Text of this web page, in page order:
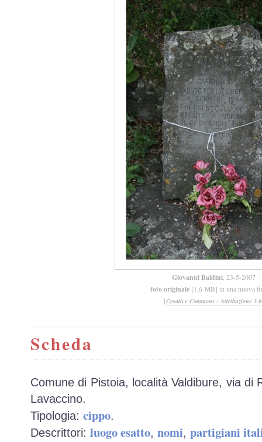
Giovanni Baldini, 23-5-2007
foto originale [1,6 MB] in una nuova
[Creative Commons - Attribuzione 3.0
Scheda
Comune di Pistoia, località Valdibure, via di
Lavaccino.
Tipologia: cippo.
Descrittori: luogo esatto, nomi, partigiani